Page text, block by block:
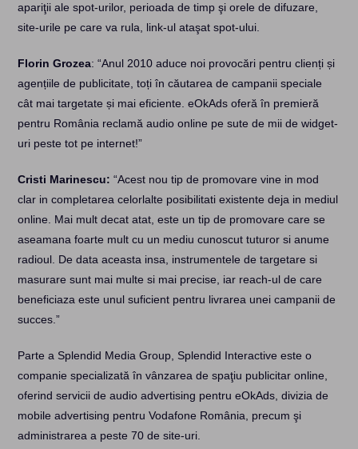
apariţii ale spot-urilor, perioada de timp şi orele de difuzare,
site-urile pe care va rula, link-ul ataşat spot-ului.
Florin Grozea: “Anul 2010 aduce noi provocări pentru clienți și
agențiile de publicitate, toți în căutarea de campanii speciale
cât mai targetate și mai eficiente. eOkAds oferă în premieră
pentru România reclamă audio online pe sute de mii de widget-
uri peste tot pe internet!”
Cristi Marinescu: “Acest nou tip de promovare vine in mod
clar in completarea celorlalte posibilitati existente deja in mediul
online. Mai mult decat atat, este un tip de promovare care se
aseamana foarte mult cu un mediu cunoscut tuturor si anume
radioul. De data aceasta insa, instrumentele de targetare si
masurare sunt mai multe si mai precise, iar reach-ul de care
beneficiaza este unul suficient pentru livrarea unei campanii de
succes.”
Parte a Splendid Media Group, Splendid Interactive este o
companie specializată în vânzarea de spaţiu publicitar online,
oferind servicii de audio advertising pentru eOkAds, divizia de
mobile advertising pentru Vodafone România, precum şi
administrarea a peste 70 de site-uri.